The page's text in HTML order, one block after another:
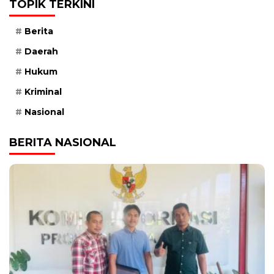
TOPIK TERKINI
Berita
Daerah
Hukum
Kriminal
Nasional
BERITA NASIONAL